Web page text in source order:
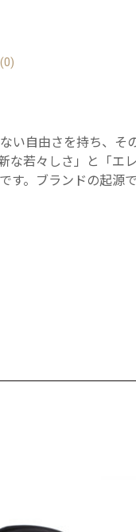
85cm
BLACK
quantity
い自由さを持ち、
若々しさ」と「エ
。ブランドの起源